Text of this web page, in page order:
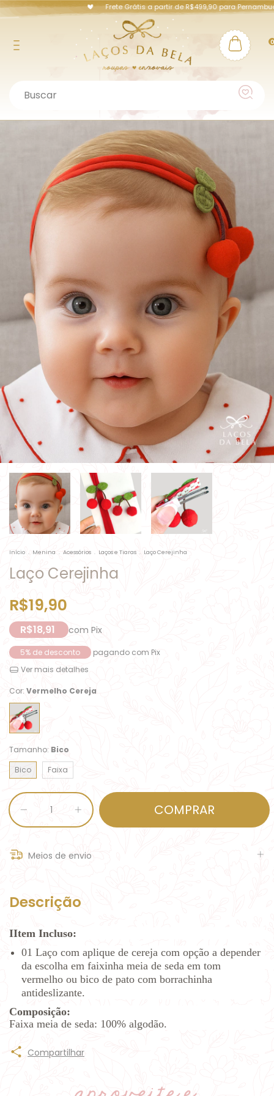
Frete Grátis a partir de R$499,90 para Pernambuco
Início . Menina . Acessórios . Laços e Tiaras . Laço Cerejinha
Laço Cerejinha
R$19,90
R$18,91 com Pix
5% de desconto
pagando com Pix
Ver mais detalhes
Cor: Vermelho Cereja
Tamanho: Bico
Bico
Faixa
Meios de envio
Descrição
IItem Incluso:
01 Laço com aplique de cereja com opção a depender
da escolha em faixinha meia de seda em tom
vermelho ou bico de pato com borrachinha
antideslizante.
Composição:
Faixa meia de seda: 100% algodão.
Compartilhar